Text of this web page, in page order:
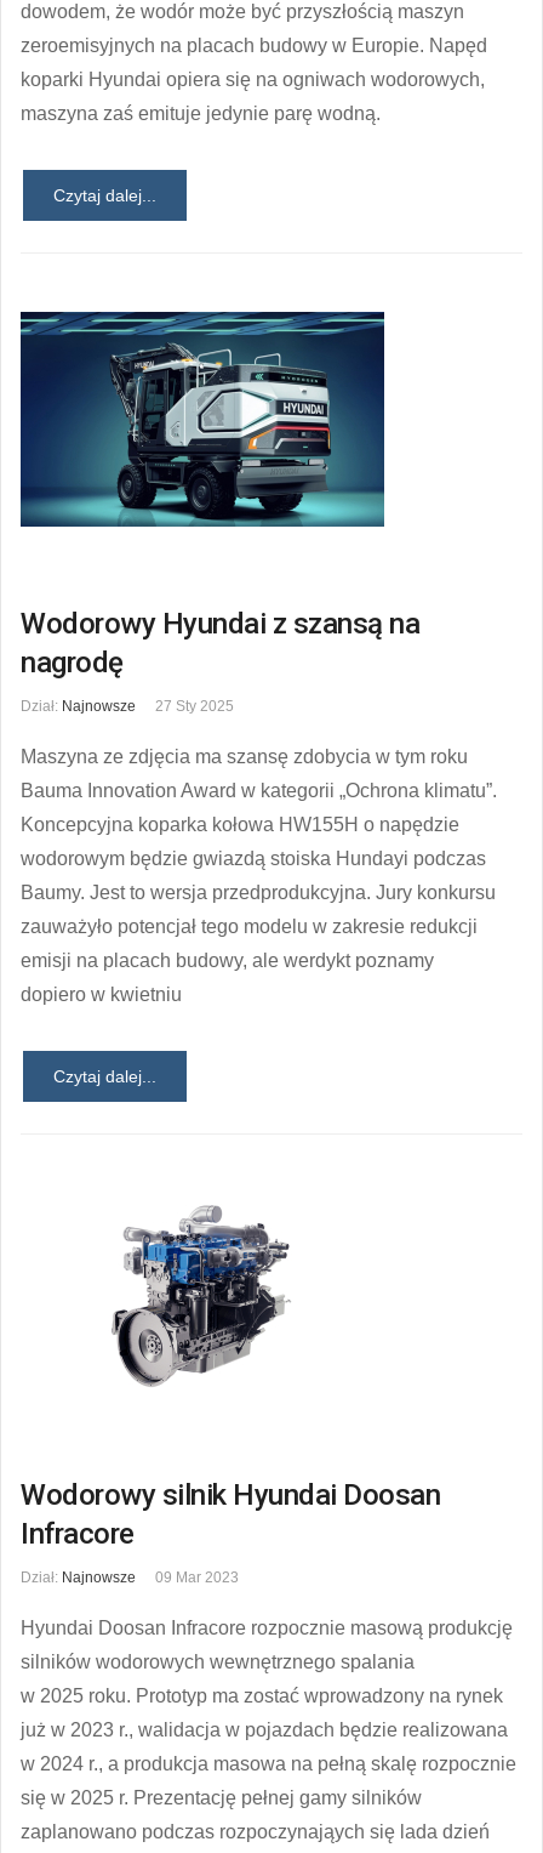
dowodem, że wodór może być przyszłością maszyn
zeroemisyjnych na placach budowy w Europie. Napęd
koparki Hyundai opiera się na ogniwach wodorowych,
maszyna zaś emituje jedynie parę wodną.
Czytaj dalej...
Wodorowy Hyundai z szansą na
nagrodę
Dział: Najnowsze 27 Sty 2025
Maszyna ze zdjęcia ma szansę zdobycia w tym roku
Bauma Innovation Award w kategorii „Ochrona klimatu”.
Koncepcyjna koparka kołowa HW155H o napędzie
wodorowym będzie gwiazdą stoiska Hundayi podczas
Baumy. Jest to wersja przedprodukcyjna. Jury konkursu
zauważyło potencjał tego modelu w zakresie redukcji
emisji na placach budowy, ale werdykt poznamy
dopiero w kwietniu
Czytaj dalej...
Wodorowy silnik Hyundai Doosan
Infracore
Dział: Najnowsze 09 Mar 2023
Hyundai Doosan Infracore rozpocznie masową produkcję
silników wodorowych wewnętrznego spalania
w 2025 roku. Prototyp ma zostać wprowadzony na rynek
już w 2023 r., walidacja w pojazdach będzie realizowana
w 2024 r., a produkcja masowa na pełną skalę rozpocznie
się w 2025 r. Prezentację pełnej gamy silników
zaplanowano podczas rozpoczynająych się lada dzień